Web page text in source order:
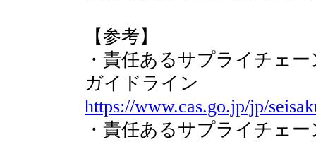
【参考】
・責任あるサプライチェ
ガイドライン
https://www.cas.go.jp/jp/
・責任あるサプライチェ